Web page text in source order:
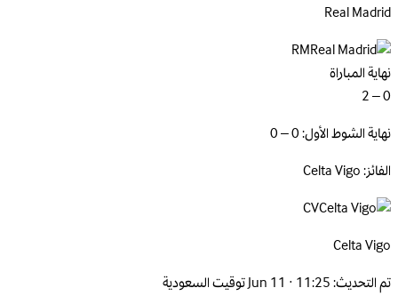
RealMadrid
RM
نهاية المباراة
0 – 2
نهاية الشوط الأول: 0 – 0
الفائز: Celta Vigo
CV
CeltaVigo
تم التحديث:Jun 11 · 11:25 توقيت السعودية